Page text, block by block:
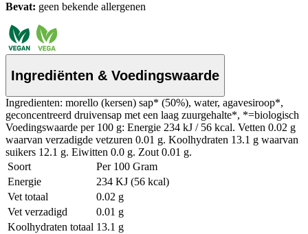
Bevat: geen bekende allergenen
Ingrediënten & Voedingswaarde
Ingredienten: morello (kersen) sap* (50%), water, agavesiroop*,
geconcentreerd druivensap met een laag zuurgehalte*, *=biologisch
Voedingswaarde per 100 g: Energie 234 kJ / 56 kcal. Vetten 0.02 g
waarvan verzadigde vetzuren 0.01 g. Koolhydraten 13.1 g waarvan
suikers 12.1 g. Eiwitten 0.0 g. Zout 0.01 g.
Soort
Per 100 Gram
Energie
234 KJ (56 kcal)
Vet totaal
0.02 g
Vet verzadigd
0.01 g
Koolhydraten totaal 13.1 g